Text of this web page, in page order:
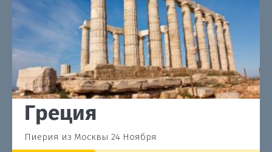
Греция
Пиерия из Москвы 24 Ноября